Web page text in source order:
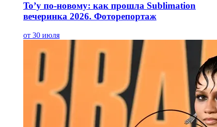
To’y по-новому: как прошла Sublimation
вечеринка 2026. Фоторепортаж
от 30 июля